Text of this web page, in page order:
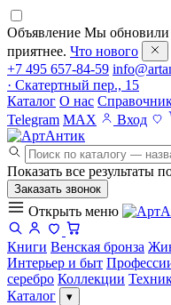
Объявление Мы обновили
приятнее. Что нового
+7 495 657-84-59
· Скатертный пер., 15
Каталог О нас
Telegram MAX Вход
Показать все результаты
Заказать звонок
Открыть меню
Книги Венская бронза
Интерьер и быт
серебро Коллекции
Каталог
▾